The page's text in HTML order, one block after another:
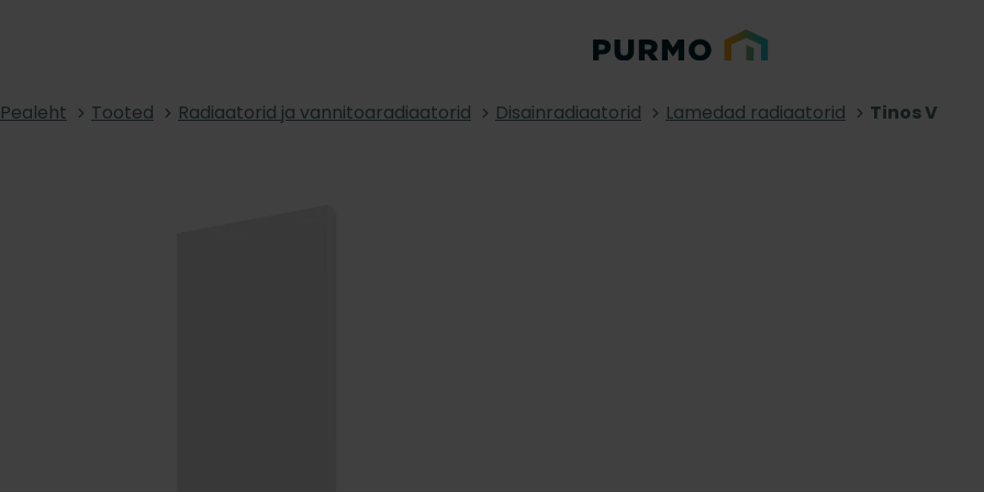
Pealeht Tooted Radiaatorid ja vannitoaradiaatorid Disainradiaatorid Lamedad radiaatorid Tinos V